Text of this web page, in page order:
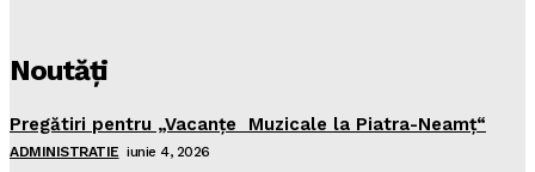
Noutăţi
Pregătiri pentru „Vacanţe Muzicale la Piatra-Neamţ“
ADMINISTRATIE iunie 4, 2026